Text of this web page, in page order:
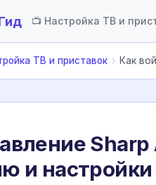
📺 Настройка ТВ и
ТВ и приставок › Как
Sharp
и настройки